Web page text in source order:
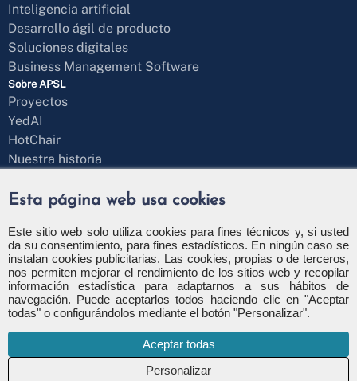
Inteligencia artificial
Desarrollo ágil de producto
Soluciones digitales
Business Management Software
Sobre APSL
Proyectos
YedAI
HotChair
Nuestra historia
Blog
Formulario de contacto
+34 971 43 97 71
info@apsl.net
Política de seguridad
Esta página web usa cookies
Este sitio web solo utiliza cookies para fines técnicos y, si usted
da su consentimiento, para fines estadísticos. En ningún caso se
instalan cookies publicitarias. Las cookies, propias o de terceros,
nos permiten mejorar el rendimiento de los sitios web y recopilar
información estadística para adaptarnos a sus hábitos de
navegación. Puede aceptarlos todos haciendo clic en "Aceptar
todas" o configurándolos mediante el botón "Personalizar".
Aceptar todas